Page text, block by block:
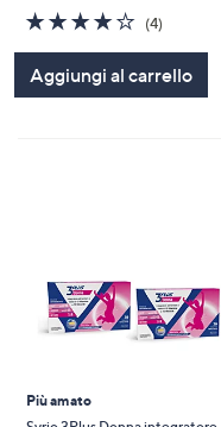
4.0
of
5
Stars
(4)
Aggiungi al carrello
Più amato